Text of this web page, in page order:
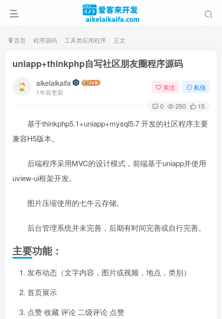
首页 程序源码 工具类应用程序 正文
uniapp+thinkphp自写社区朋友圈程序源码
aikelaikaifa
1年前更新
关注 私信
0 250 15
基于thinkphp5.1+uniapp+mysql5.7 开发的社区程序主要
兼容H5版本。
后端程序采用MVC的设计模式，前端基于uniapp并使用
uview-ui框架开发。
图片压缩使用的七牛云存储。
后台管理系统并未完善，后期有时间完善或自行完善。
主要功能：
发布动态（文字内容，图片或视频，地点，类别）
首页展示
点赞 收藏 评论 二级评论 点赞